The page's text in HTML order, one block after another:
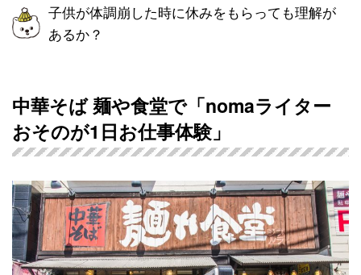
子供が体調崩した時に休みをもらっても理解が
あるか？
中華そば 麺や食堂で「nomaライター
おそのが1日お仕事体験」